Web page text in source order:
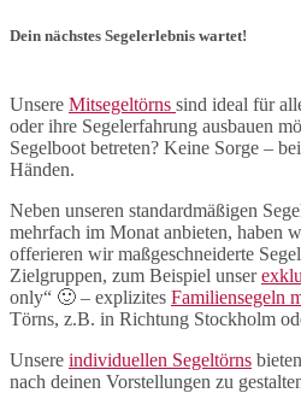
Dein nächstes Segelerlebnis wartet!
Unsere Mitsegeltörns sind ideal für
oder ihre Segelerfahrung ausbauen
Segelboot betreten? Keine Sorge –
Händen.
Neben unseren standardmäßigen
mehrfach im Monat anbieten, haben
offerieren wir maßgeschneiderte
Zielgruppen, zum Beispiel unser
only“ 🙂 – explizites Familiensegeln
Törns, z.B. in Richtung Stockholm
Unsere individuellen Segeltörns bieten
nach deinen Vorstellungen zu